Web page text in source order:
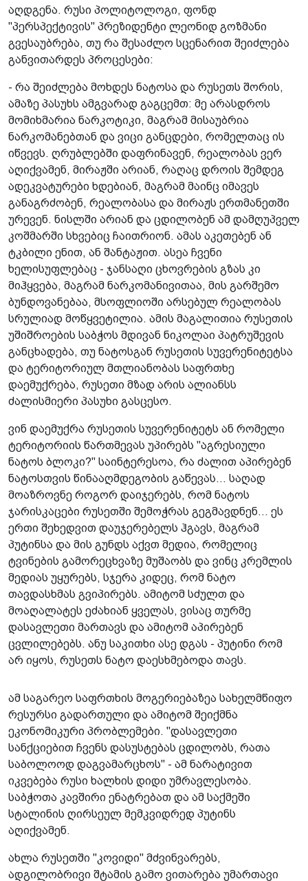
აღდგენა. რუსი პოლიტოლოგი, ფონდ
"პერსპექტივის" პრეზიდენტი ლეონიდ გოზმანი
გვესაუბრება, თუ რა შესაძლო სცენარით შეიძლება
განვითარდეს პროცესები:
- რა შეიძლება მოხდეს ნატოსა და რუსეთს შორის,
ამაზე პასუხს ამგვარად გაგცემთ: მე არასდროს
მომიხმარია ნარკოტიკი, მაგრამ მისაუბრია
ნარკომანებთან და ვიცი განცდები, რომელთაც ის
იწვევს. ღრუბლებში დაფრინავენ, რეალობას ვერ
აღიქვამენ, მირაჟში არიან, რაღაც დროის შემდეგ
ადეკვატურები ხდებიან, მაგრამ მაინც იმავეს
განაგრძობენ, რეალობასა და მირაჟს ერთმანეთში
ურევენ. ნისლში არიან და ცდილობენ ამ დამღუპველ
კოშმარში სხვებიც ჩაითრიონ. ამას აკეთებენ ან
ტკბილი ენით, ან შანტაჟით. ასეა ჩვენი
ხელისუფლებაც - ჯანსაღი ცხოვრების გზას კი
მიჰყვება, მაგრამ ნარკომანივითაა, მის გარშემო
ბუნდოვანებაა, მსოფლიოში არსებულ რეალობას
სრულიად მოწყვეტილია. ამის მაგალითია რუსეთის
უშიშროების საბჭოს მდივან ნიკოლაი პატრუშევის
განცხადება, თუ ნატოსგან რუსეთის სუვერენიტეტსა
და ტერიტორიულ მთლიანობას საფრთხე
დაემუქრება, რუსეთი მზად არის ალიანსს
ძალისმიერი პასუხი გასცესო.
ვინ დაემუქრა რუსეთის სუვერენიტეტს ან რომელი
ტერიტორიის წართმევას უპირებს "აგრესიული
ნატოს ბლოკი?" საინტერესოა, რა ძალით აპირებენ
ნატოსთვის წინააღმდეგობის გაწევას... საღად
მოაზროვნე როგორ დაიჯერებს, რომ ნატოს
ჯარისკაცები რუსეთში შემოჭრას გეგმავდნენ... ეს
ერთი შეხედვით დაუჯერებელს ჰგავს, მაგრამ
პუტინსა და მის გუნდს აქვთ მედია, რომელიც
ტვინების გამორეცხვაზე მუშაობს და ვინც კრემლის
მედიას უყურებს, სჯერა კიდეც, რომ ნატო
თავდასხმას გვიპირებს. ამიტომ სძულთ და
მოაღალატეს ეძახიან ყველას, ვისაც თურმე
დასავლეთი მართავს და ამიტომ აპირებენ
ცვლილებებს. ანუ საკითხი ასე დგას - პუტინი რომ
არ იყოს, რუსეთს ნატო დაესხმებოდა თავს.
ამ საგარეო საფრთხის მოგერიებაზეა სახელმწიფო
რესურსი გადართული და ამიტომ შეიქმნა
ეკონომიკური პრობლემები. "დასავლეთი
სანქციებით ჩვენს დასუსტებას ცდილობს, რათა
საბოლოოდ დაგვამარცხოს" - ამ ნარატივით
იკვებება რუსი ხალხის დიდი უმრავლესობა.
საბჭოთა კავშირი ენატრებათ და ამ საქმეში
სტალინის ღირსეულ მემკვიდრედ პუტინს
აღიქვამენ.
ახლა რუსეთში "კოვიდი" მძვინვარებს,
ადგილობრივი შტამის გამო ვითარება უმართავი